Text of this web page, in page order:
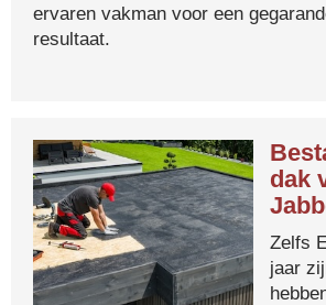
ervaren vakman voor een
resultaat.
dak
Zelfs
jaar